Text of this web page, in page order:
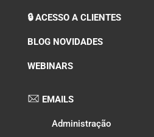
🔒 ACESSO A CLIENTES
BLOG NOVIDADES
WEBINARS
EMAILS
Administração